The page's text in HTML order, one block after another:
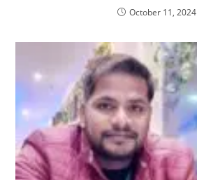
October 11, 2024